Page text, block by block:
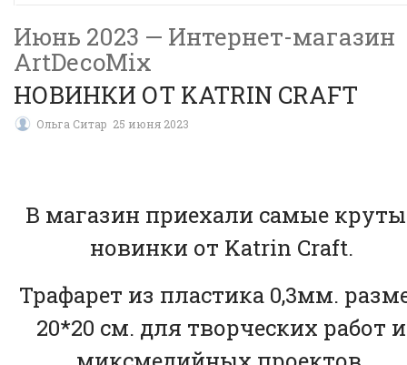
Июнь 2023 — Интернет-магазин
ArtDecoMix
НОВИНКИ ОТ KATRIN CRAFT
Ольга Ситар 25 июня 2023
В магазин приехали самые
новинки от Katrin Craft.
Трафарет из пластика 0,3мм.
20*20 см. для творческих работ и